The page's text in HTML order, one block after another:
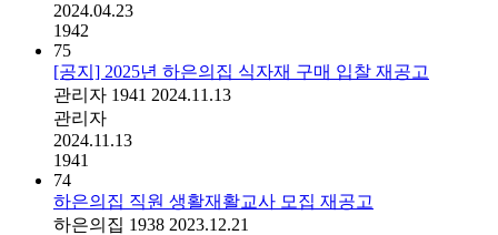
2024.04.23
1942
75
[공지] 2025년 하은의집 식자재 구매 입찰 재공고
관리자 1941 2024.11.13
관리자
2024.11.13
1941
74
하은의집 직원 생활재활교사 모집 재공고
하은의집 1938 2023.12.21